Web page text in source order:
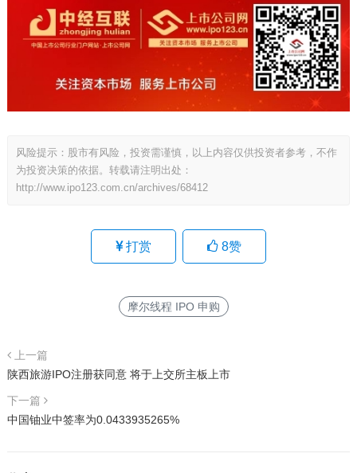
风险提示：股市有风险，投资需谨慎，以上内容仅供投资者参考，不作
为投资决策的依据。转载请注明出处：
http://www.ipo123.com.cn/archives/68412
打赏 8赞
摩尔线程 IPO 申购
上一篇
陕西旅游IPO注册获同意 将于上交所主板上市
下一篇
中国铀业中签率为0.0433935265%